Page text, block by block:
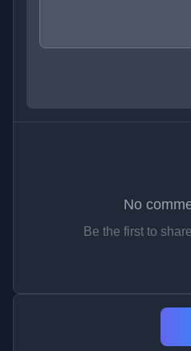
No
Be the first to